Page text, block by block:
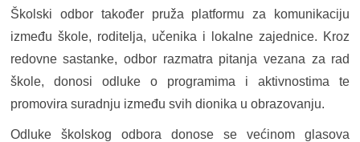
Školski odbor također pruža platformu za komunikaciju
između škole, roditelja, učenika i lokalne zajednice. Kroz
redovne sastanke, odbor razmatra pitanja vezana za rad
škole, donosi odluke o programima i aktivnostima te
promovira suradnju između svih dionika u obrazovanju.
Odluke školskog odbora donose se većinom glasova